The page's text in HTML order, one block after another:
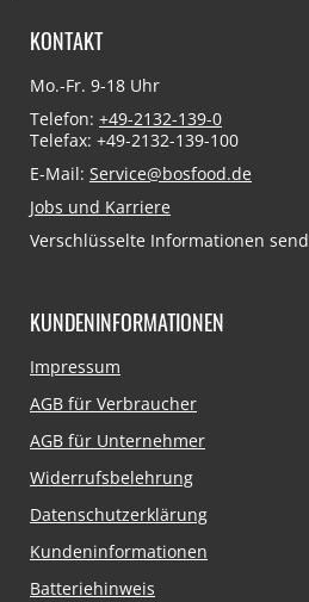
KONTAKT
Mo.-Fr. 9-18 Uhr
Telefon: +49-2132-139-0
Telefax: +49-2132-139-100
E-Mail: Service@bosfood.de
Jobs und Karriere
Verschlüsselte Informationen
KUNDENINFORMATIONEN
Navigation
Impressum
AGB für Verbraucher
AGB für Unternehmer
Widerrufsbelehrung
Datenschutzerklärung
Kundeninformationen
Batteriehinweis